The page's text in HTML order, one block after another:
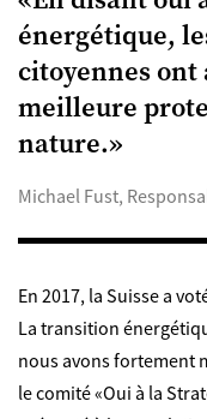
énergétique,
citoyennes ont
meilleure
nature.»
Michael Fust,
En 2017, la Suisse a
La transition
nous avons fortement
le comité «Oui à la